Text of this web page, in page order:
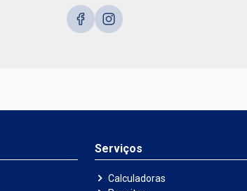
Serviços
Calculadoras